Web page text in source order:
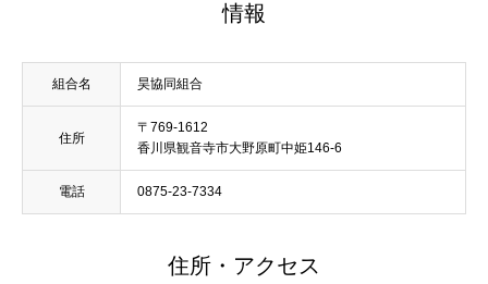
情報
組合名 昊協同組合
住所
〒769-1612
香川県観音寺市大野原町中姫146-6
電話 0875-23-7334
住所・アクセス